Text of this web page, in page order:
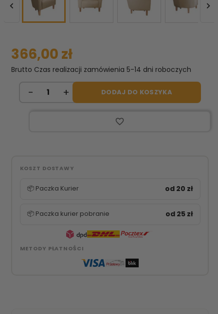
 
366,00 zł
Brutto Czas realizacji zamówienia 5-14 dni roboczych
DODAJ DO KOSZYKA
favorite_border
KOSZT DOSTAWY
📦 Paczka Kurier od 20 zł
📦 Paczka kurier pobranie od 25 zł
METODY PŁATNOŚCI